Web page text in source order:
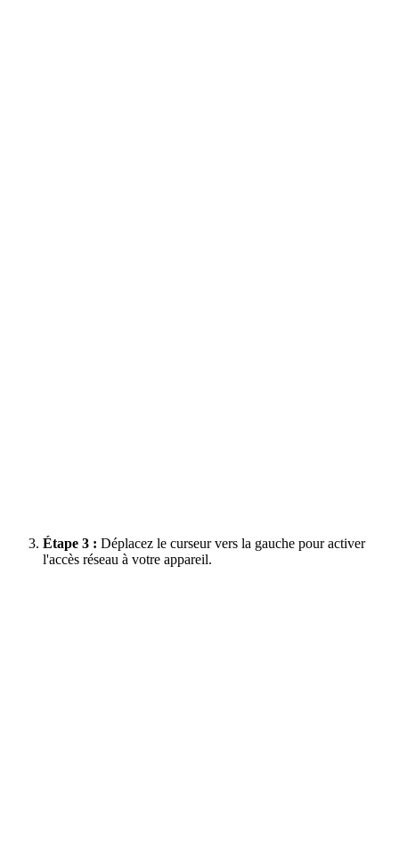
Étape 3 : Déplacez le curseur vers la gauche pour activer
l'accès réseau à votre appareil.